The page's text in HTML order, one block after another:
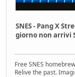
SNES - Pang X
giorno non arrivi
Free SNES
Relive the past.